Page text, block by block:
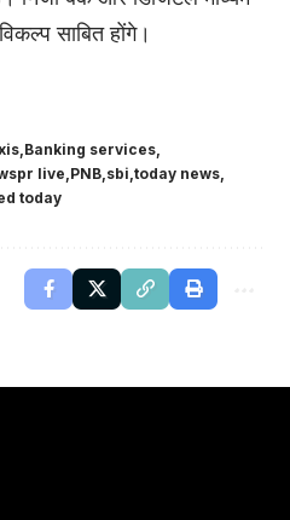
साबित होंगे।
Banking services
live PNB sbi today news
today